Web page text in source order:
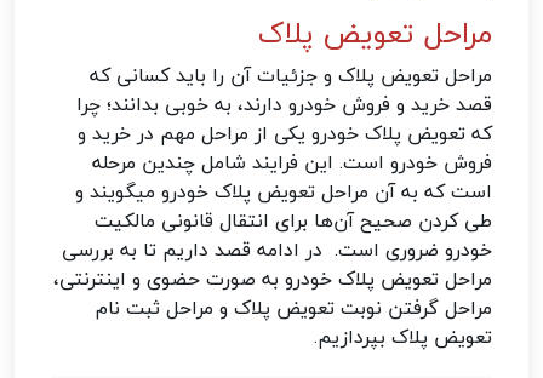
مراحل تعویض پلاک
مراحل تعویض پلاک و جزئیات آن را باید کسانی که
قصد خرید و فروش خودرو دارند، به خوبی بدانند؛ چرا
که تعویض پلاک خودرو یکی از مراحل مهم در خرید و
فروش خودرو است. این فرایند شامل چندین مرحله
است که به آن مراحل تعویض پلاک خودرو میگویند و
طی کردن صحیح آن‌ها برای انتقال قانونی مالکیت
خودرو ضروری است. در ادامه قصد داریم تا به بررسی
مراحل تعویض پلاک خودرو به صورت حضوی و اینترنتی،
مراحل گرفتن نوبت تعویض پلاک و مراحل ثبت نام
تعویض پلاک بپردازیم.